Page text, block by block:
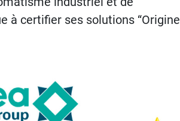
à certifier ses solutions “Origine